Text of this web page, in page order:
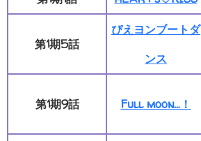
第1期5話
ぴえヨンブートダ
ンス
第1期9話 Full moon…！